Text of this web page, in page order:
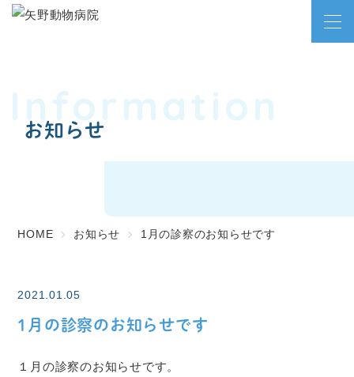
お知らせ
Information
HOME お知らせ 1月の診察のお知らせです
2021.01.05
1月の診察のお知らせです
１月の診察のお知らせです。